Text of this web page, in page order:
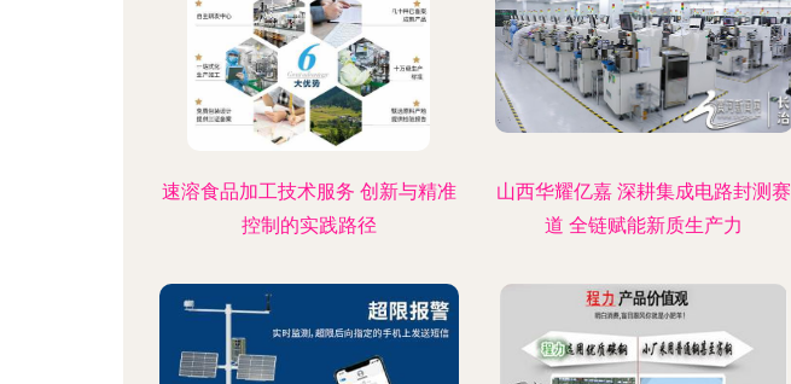
速溶食品加工技术服务 创新与精准
控制的实践路径
山西华耀亿嘉 深耕集成电路封测赛
道 全链赋能新质生产力